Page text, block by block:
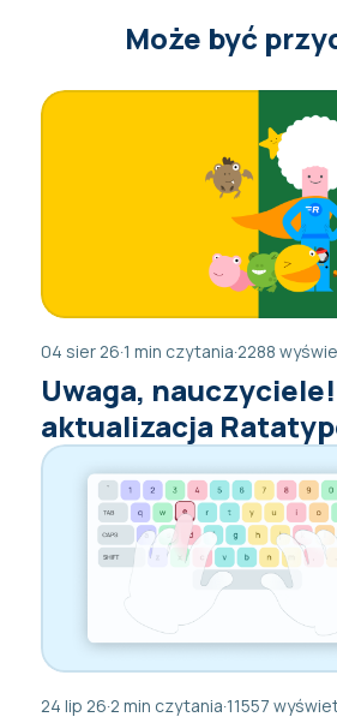
Może być
04 sier 26·1 min czytania·2288
Uwaga,
aktualizacja
24 lip 26·2 min czytania·11557